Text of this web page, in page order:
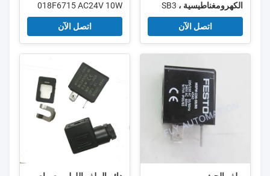
الكهرومغناطيسية ، SB3
W12- VA19/14 V110DC
V220/240 صمام
اتصل الآن
018F6715 AC24V 10W
ملف صمام الملف اللولبي
اتصل الآن